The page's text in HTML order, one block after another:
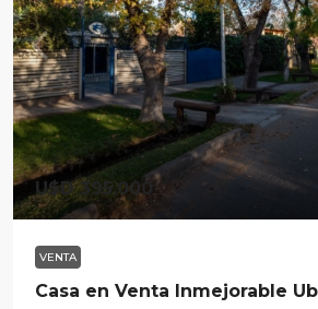
U$D 395.000
VENTA
Casa en Venta Inmejorable